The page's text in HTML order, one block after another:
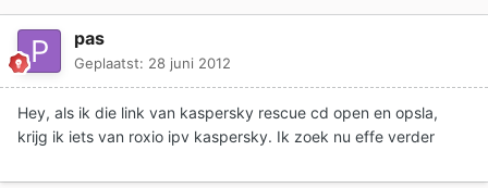
pas
Geplaatst: 28 juni 2012
Hey, als ik die link van kaspersky rescue cd open en opsla,
krijg ik iets van roxio ipv kaspersky. Ik zoek nu effe verder